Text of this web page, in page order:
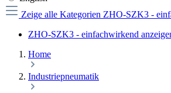
Zeige alle Kategorien ZHO-SZK3 -
ZHO-SZK3 - einfachwirkend
Home
Industriepneumatik